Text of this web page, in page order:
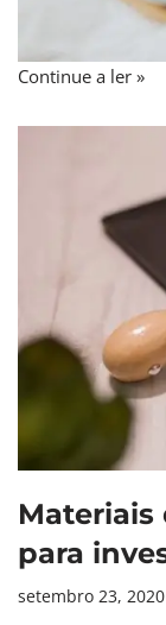
Continue a ler »
Materiais
para
setembro 23, 2020